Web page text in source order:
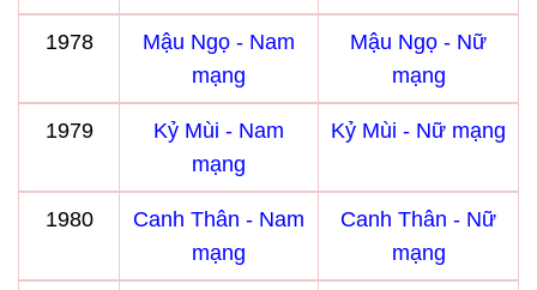
1978
Mậu Ngọ - Nam
mạng
Mậu Ngọ - Nữ
mạng
1979
Kỷ Mùi - Nam
mạng
Kỷ Mùi - Nữ mạng
1980
Canh Thân - Nam
mạng
Canh Thân - Nữ
mạng